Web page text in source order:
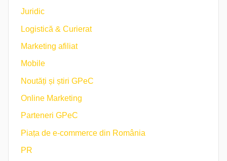
Juridic
Logistică & Curierat
Marketing afiliat
Mobile
Noutăți și știri GPeC
Online Marketing
Parteneri GPeC
Piața de e-commerce din România
PR